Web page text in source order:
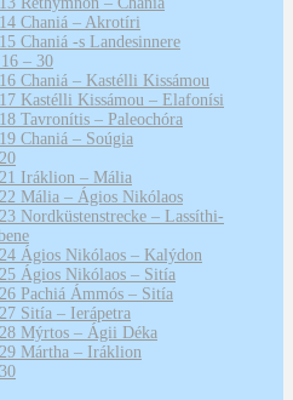
Chaniá – Akrotíri
Chaniá -s Landesinnere
– 30
Chaniá – Kastélli Kissámou
Kastélli Kissámou – Elafonísi
Tavronítis – Paleochóra
Chaniá – Soúgia
Iráklion – Mália
Mália – Ágios Nikólaos
Nordküstenstrecke – Lassíthi-
Ágios Nikólaos – Kalýdon
Ágios Nikólaos – Sitía
Pachiá Ámmós – Sitía
Sitía – Ierápetra
Mýrtos – Ágii Déka
Mártha – Iráklion